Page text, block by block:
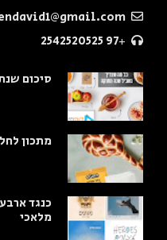
+97 2542520525
סיכום
מתכון
כנגד
מלאכי